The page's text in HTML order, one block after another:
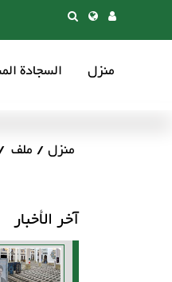
منزل السجادة
منزل ملف
آخر الأخبار